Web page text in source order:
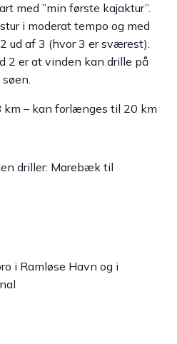
med ”min første kajaktur”.
i moderat tempo og med
ud af 3 (hvor 3 er sværest).
2 er at vinden kan drille på
km – kan forlænges til 20 km
driller: Marebæk til
i Ramløse Havn og i